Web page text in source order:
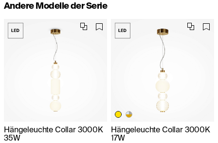
Andere Modelle der Serie
Hängeleuchte Collar 3000K
35W
Hängeleuchte Collar 3000K
17W